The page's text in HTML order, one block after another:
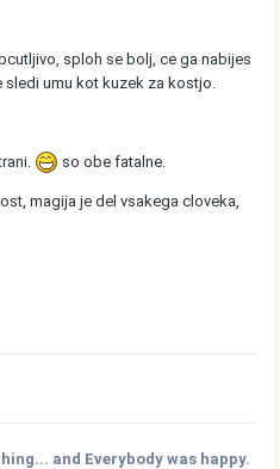
sploh se bolj, ce ga nabijes
umu kot kuzek za kostjo.
so obe fatalne.
magija je del vsakega cloveka,
and Everybody was happy.